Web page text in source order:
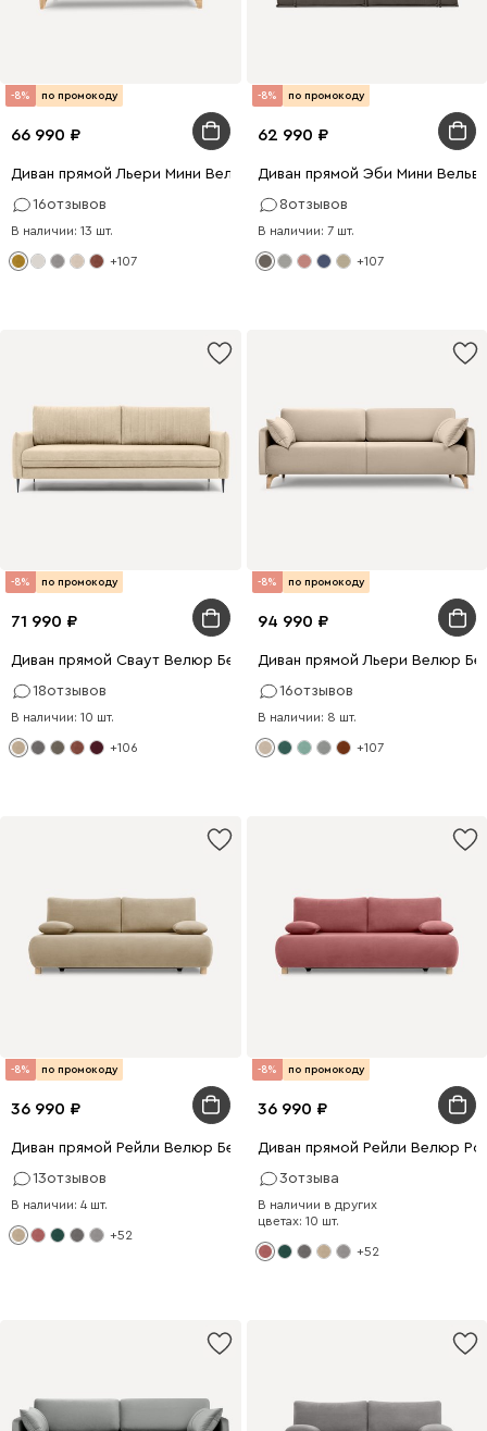
-8% по промокоду
66 990
Диван прямой Льери Мини Велюр Горчичный
16отзывов
В наличии: 13 шт.
+107
-8% по промокоду
62 990
Диван прямой Эби Мини
8отзывов
В наличии: 7 шт.
+107
-8% по промокоду
71 990
Диван прямой Сваут Велюр Бежевый
18отзывов
В наличии: 10 шт.
+106
-8% по промокоду
94 990
Диван прямой Льери Велюр
16отзывов
В наличии: 8 шт.
+107
-8% по промокоду
36 990
Диван прямой Рейли Велюр Бежевый
13отзывов
В наличии: 4 шт.
+52
-8% по промокоду
36 990
Диван прямой Рейли Велюр
3отзыва
В наличии в других
цветах: 10 шт.
+52